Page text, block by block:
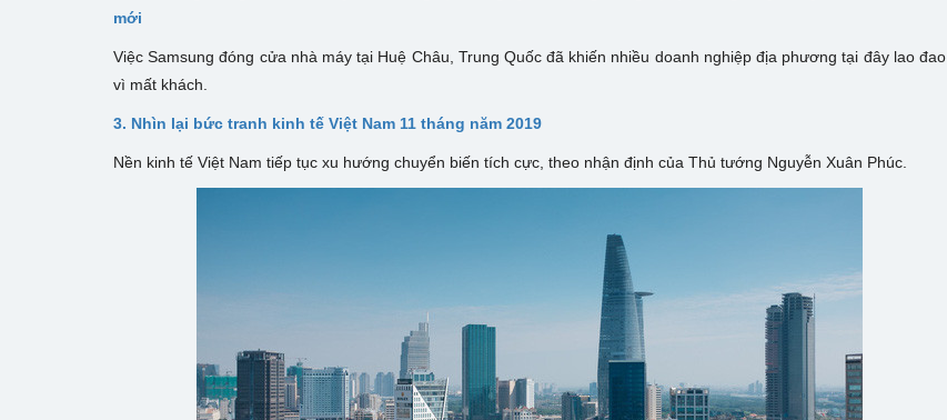
mới
Việc Samsung đóng cửa nhà máy tại Huệ Châu, Trung Quốc đã khiến nhiều doanh nghiệp địa phương tại đây lao đao
vì mất khách.
3. Nhìn lại bức tranh kinh tế Việt Nam 11 tháng năm 2019
Nền kinh tế Việt Nam tiếp tục xu hướng chuyển biến tích cực, theo nhận định của Thủ tướng Nguyễn Xuân Phúc.